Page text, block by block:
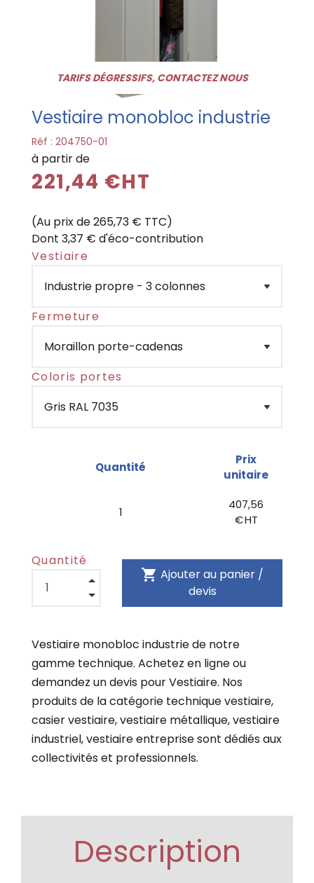
TARIFS DÉGRESSIFS, CONTACTEZ NOUS
Vestiaire monobloc industrie
Réf : 204750-01
à partir de
221,44 €HT
(Au prix de 265,73 € TTC)
Dont 3,37 € d'éco-contribution
Vestiaire
Fermeture
Coloris portes
Quantité
Prix
unitaire
1
407,56
€ HT
Quantité
shopping_cart Ajouter au panier /
devis
Vestiaire monobloc industrie de notre
gamme technique. Achetez en ligne ou
demandez un devis pour Vestiaire. Nos
produits de la catégorie technique vestiaire,
casier vestiaire, vestiaire métallique, vestiaire
industriel, vestiaire entreprise sont dédiés aux
collectivités et professionnels.
Description